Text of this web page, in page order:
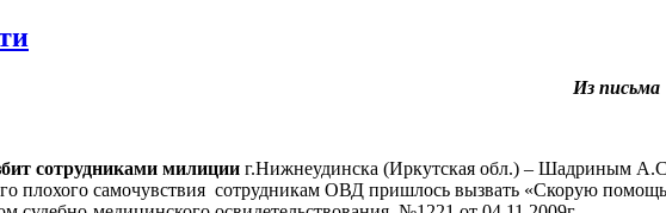
Из
сотрудниками милиции г.Нижнеудинска (Иркутская обл.) – Шадриным
плохого самочувствия сотрудникам ОВД пришлось вызвать «Скорую